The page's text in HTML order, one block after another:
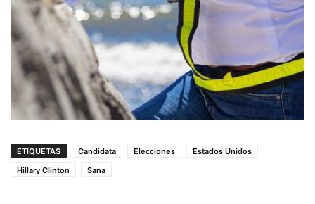
ETIQUETAS Candidata Elecciones
Estados Unidos
Hillary Clinton
Sana